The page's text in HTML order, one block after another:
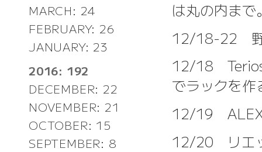
MARCH: 24
FEBRUARY: 26
JANUARY: 23
2016: 192
DECEMBER: 22
NOVEMBER: 21
OCTOBER: 15
SEPTEMBER: 8
は丸の内まで
12/18-22
12/18 Terios
でラックを作
12/19 ALEX
12/20 リエ